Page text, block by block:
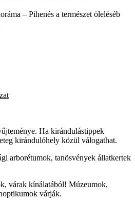
– Pihenés a természet öleléséb
Ha kirándulástippek
kirándulóhely közül válogathat.
arborétumok, tanösvények állatkertek
várak kínálatából! Múzeumok,
várják.